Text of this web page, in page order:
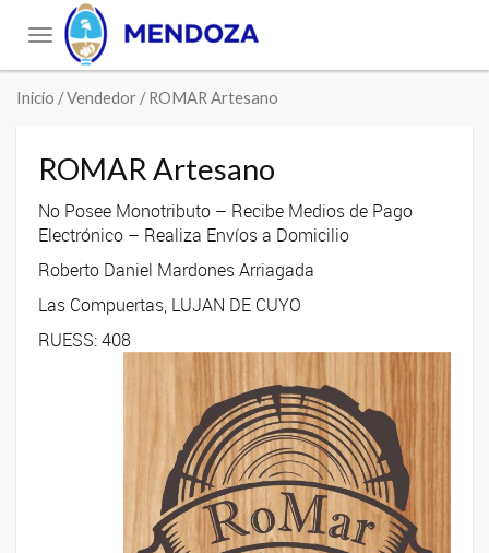
Toggle
navigation
Inicio / Vendedor / ROMAR Artesano
ROMAR Artesano
No Posee Monotributo – Recibe Medios de Pago
Electrónico – Realiza Envíos a Domicilio
Roberto Daniel Mardones Arriagada
Las Compuertas, LUJAN DE CUYO
RUESS: 408